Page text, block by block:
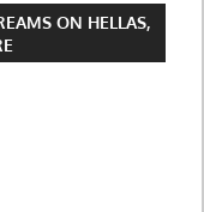
ON HELLAS,